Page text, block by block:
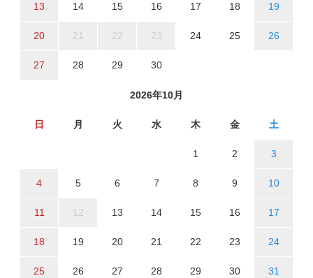
13 14 15 16 17 18 19
20 21 22 23 24 25 26
27 28 29 30
2026年10月
日 月 火 水 木 金 土
1 2 3
4 5 6 7 8 9 10
11 12 13 14 15 16 17
18 19 20 21 22 23 24
25 26 27 28 29 30 31